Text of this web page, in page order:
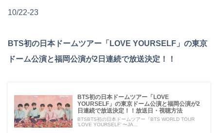
10/22-23
BTS初の日本ドームツアー「LOVE YOURSELF」の東京
ドーム公演と福岡公演が2日連続で放送決定！！
BTS初の日本ドームツアー「LOVE
YOURSELF」の東京ドーム公演と福岡公演が2
日連続で放送決定！！放送日・視聴方法
BTSBTS初の日本ドームツアー『BTS WORLD TOUR
‘LOVE YOURSELF’ 〜JA...